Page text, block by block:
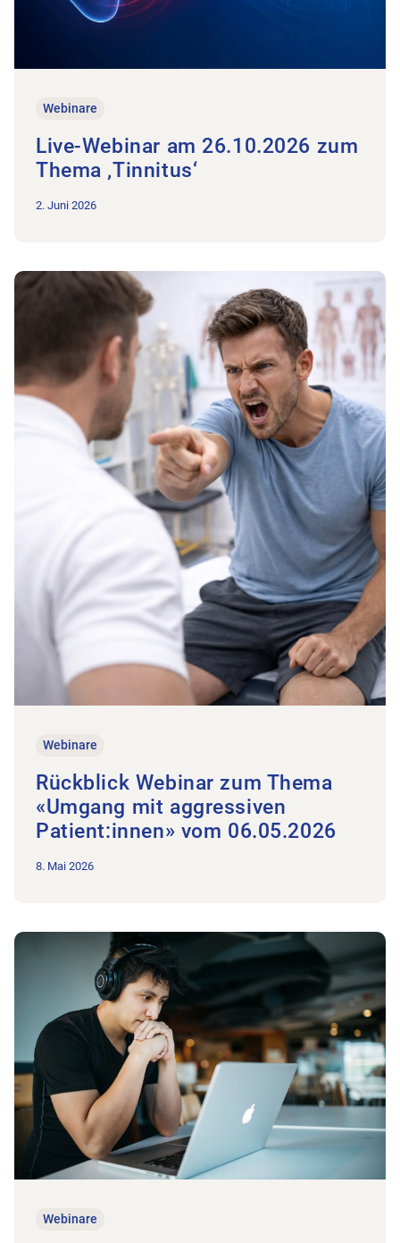
Webinare
Live-Webinar am 26.10.2026 zum
Thema ‚Tinnitus‘
2. Juni 2026
Webinare
Rückblick Webinar zum Thema
«Umgang mit aggressiven
Patient:innen» vom 06.05.2026
8. Mai 2026
Zum Beitrag Rückblick Webinar zum Thema «Umgang mit
Webinare
Zum Beitrag Rückblick Webinar zum Thema «Künstliche